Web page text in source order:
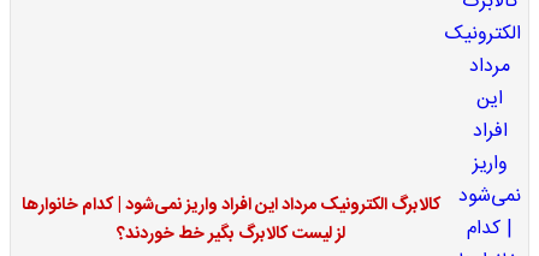
کالابرگ الکترونیک مرداد این افراد واریز نمی‌شود | کدام خانوارها
لز لیست کالابرگ بگیر خط خوردند؟